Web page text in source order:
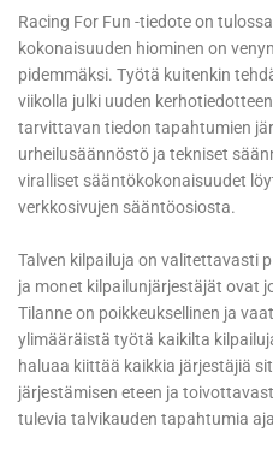
Racing For Fun -tiedote on
kokonaisuuden hiominen on
pidemmäksi. Työtä kuitenkin
viikolla julki uuden
tarvittavan tiedon tapahtumien
urheilusäännöstö ja tekniset
viralliset sääntökokonaisuudet
verkkosivujen sääntöosiosta.
Talven kilpailuja on valitettavasti
ja monet kilpailunjärjestäjät ovat
Tilanne on poikkeuksellinen ja
ylimääräistä työtä kaikilta
haluaa kiittää kaikkia järjestäjiä
järjestämisen eteen ja
tulevia talvikauden tapahtumia